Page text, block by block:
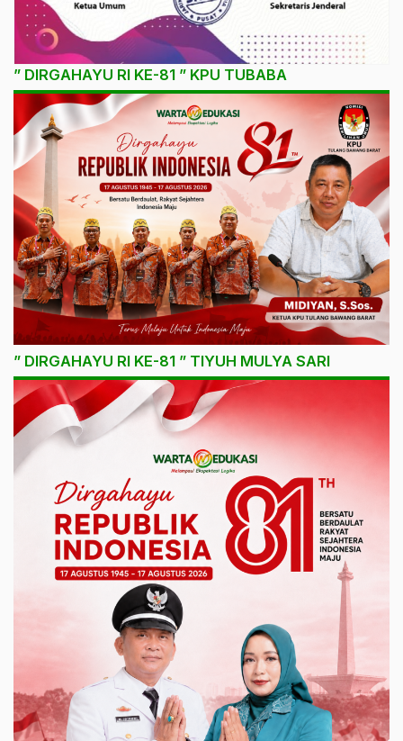
” DIRGAHAYU RI KE-81 ” KPU TUBABA
” DIRGAHAYU RI KE-81 ” TIYUH MULYA SARI